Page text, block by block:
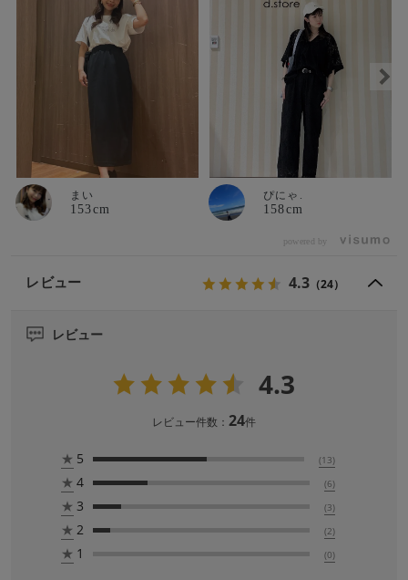
まい
153cm
ぴにゃ.
158cm
powered by
レビュー 4.3 （24）
レビュー
4.3
レビュー件数： 24件
★ 5 (13)
★ 4 (6)
★ 3 (3)
★ 2 (2)
★ 1 (0)